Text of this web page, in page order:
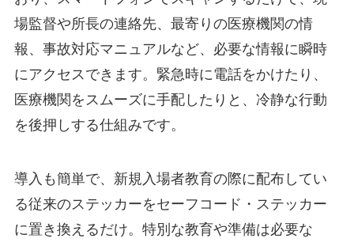
場監督や所長の連絡先、最寄りの医療機関の情
報、事故対応マニュアルなど、必要な情報に瞬時
にアクセスできます。緊急時に電話をかけたり、
医療機関をスムーズに手配したりと、冷静な行動
を後押しする仕組みです。
導入も簡単で、新規入場者教育の際に配布してい
る従来のステッカーをセーフコード・ステッカー
に置き換えるだけ。特別な教育や準備は必要な